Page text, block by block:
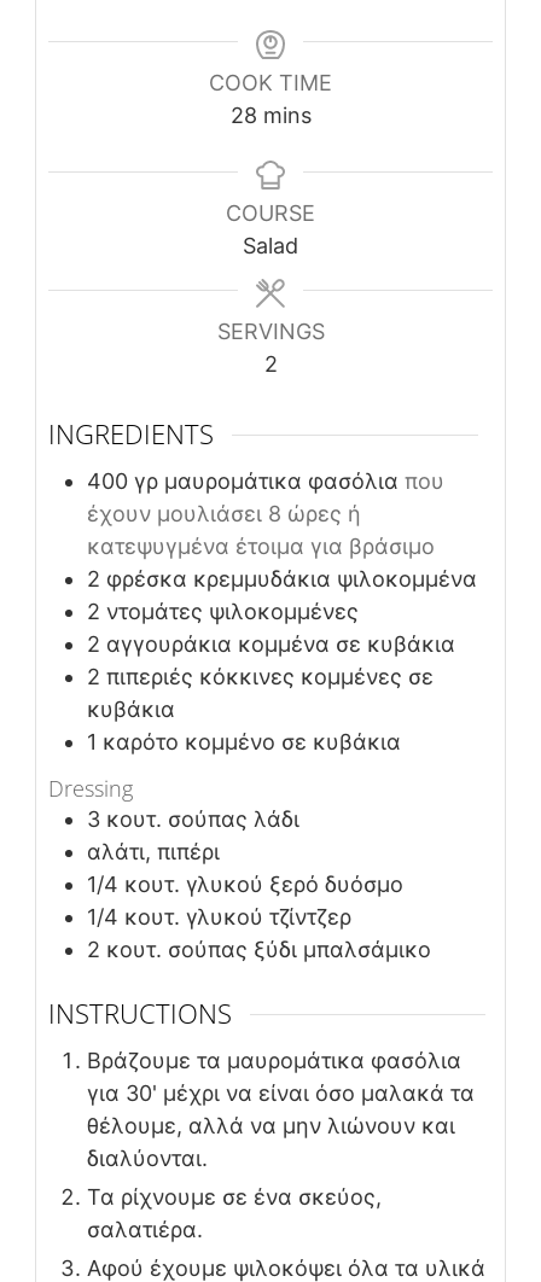
COOK TIME
28minutes
mins
COURSE
Salad
SERVINGS
2
INGREDIENTS
400 γρ μαυρομάτικα φασόλια που
έχουν μουλιάσει 8 ώρες ή
κατεψυγμένα έτοιμα για βράσιμο
2 φρέσκα κρεμμυδάκια ψιλοκομμένα
2 ντομάτες ψιλοκομμένες
2 αγγουράκια κομμένα σε κυβάκια
2 πιπεριές κόκκινες κομμένες σε
κυβάκια
1 καρότο κομμένο σε κυβάκια
Dressing
3 κουτ. σούπας λάδι
αλάτι, πιπέρι
1/4 κουτ. γλυκού ξερό δυόσμο
1/4 κουτ. γλυκού τζίντζερ
2 κουτ. σούπας ξύδι μπαλσάμικo
INSTRUCTIONS
Βράζουμε τα μαυρομάτικα φασόλια
για 30' μέχρι να είναι όσο μαλακά τα
θέλουμε, αλλά να μην λιώνουν και
διαλύονται.
Τα ρίχνουμε σε ένα σκεύος,
σαλατιέρα.
Αφού έχουμε ψιλοκόψει όλα τα υλικά